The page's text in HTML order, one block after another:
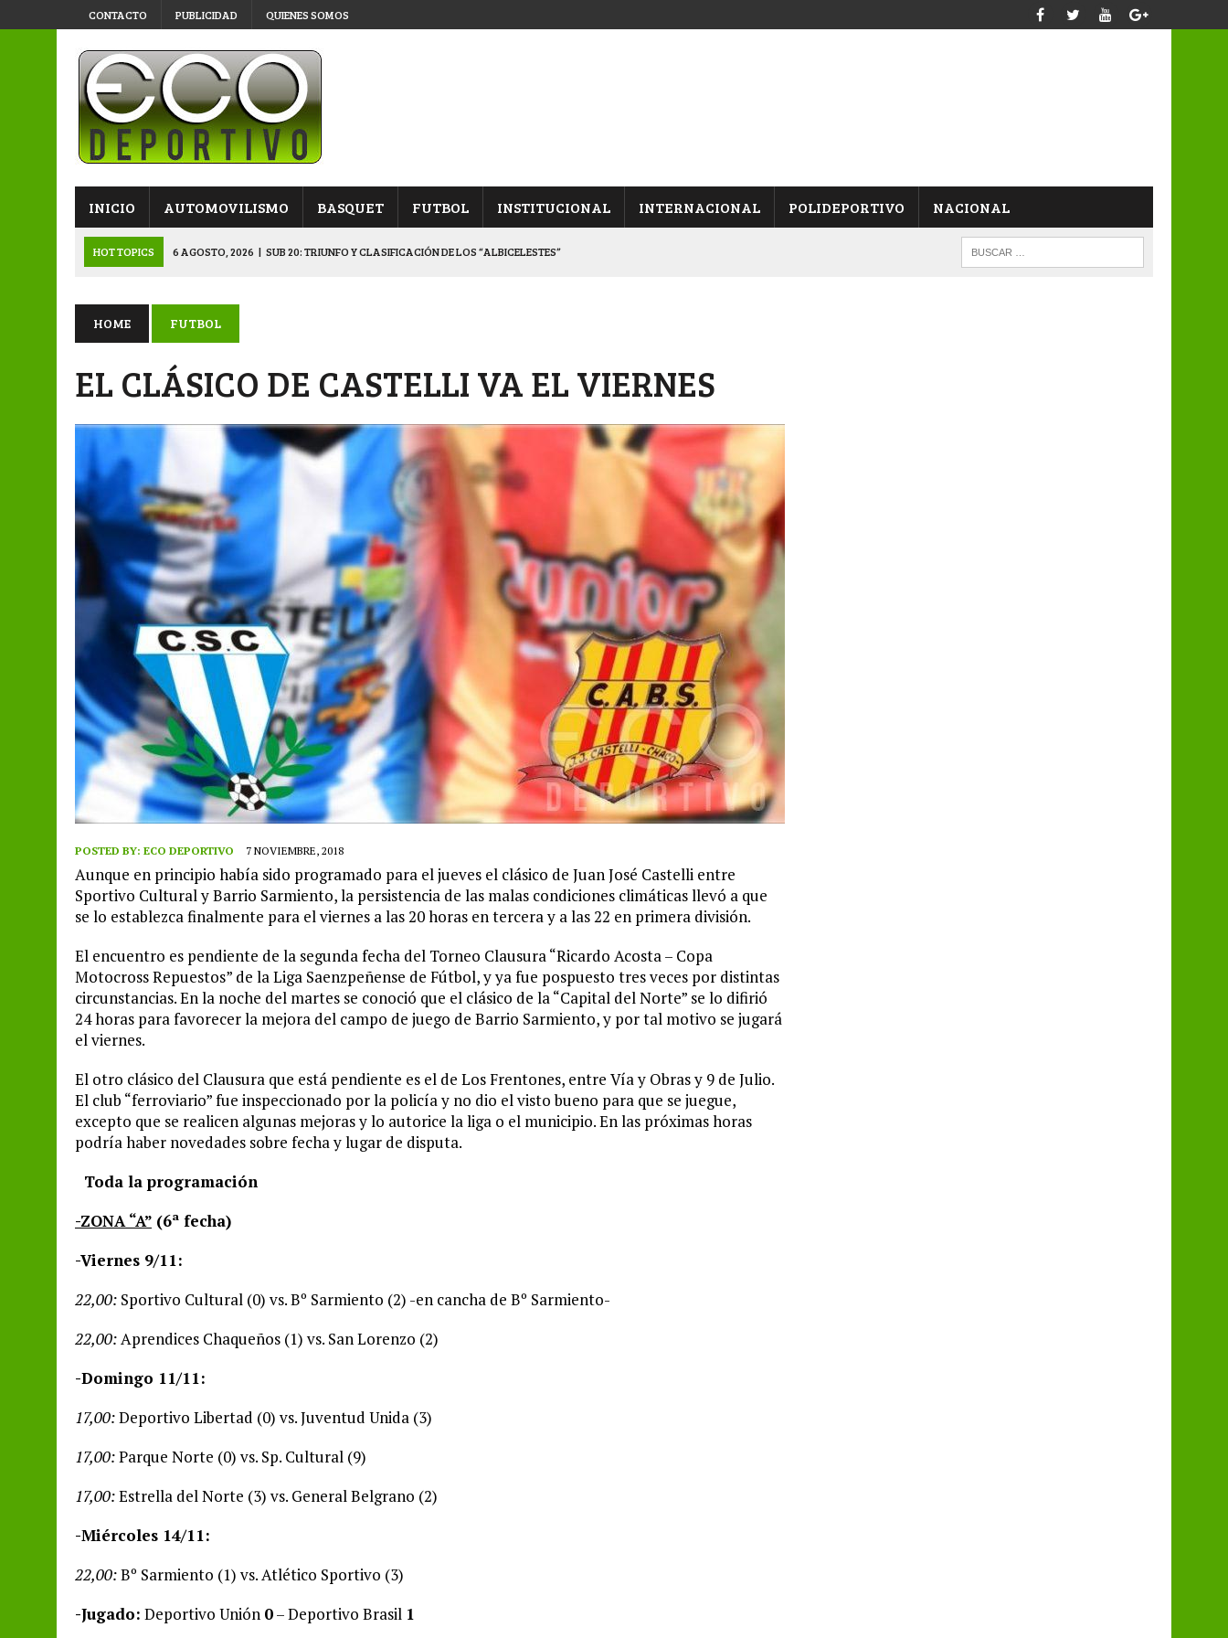
CONTACTO PUBLICIDAD QUIENES SOMOS
INICIO AUTOMOVILISMO BASQUET FUTBOL INSTITUCIONAL INTERNACIONAL POLIDEPORTIVO NACIONAL
HOT TOPICS 6 AGOSTO, 2026 | SUB 20: TRIUNFO Y CLASIFICACIÓN DE LOS “ALBICELESTES”
5 AGOSTO, 2026 | NAPENAY-BELGRANO Y SPORTIVO-MONTENEGRINA, POR EL PASE A “SEMIS”
6 AGOSTO, 2026 APERTURA: ARSENAL, EN DOBLE JORNADA CON CACU Y CANALLAS
HOME FUTBOL
EL CLÁSICO DE CASTELLI VA EL VIERNES
POSTED BY: ECO DEPORTIVO 7 NOVIEMBRE, 2018
Aunque en principio había sido programado para el jueves el clásico de Juan José Castelli entre
Sportivo Cultural y Barrio Sarmiento, la persistencia de las malas condiciones climáticas llevó a que
se lo establezca finalmente para el viernes a las 20 horas en tercera y a las 22 en primera división.
El encuentro es pendiente de la segunda fecha del Torneo Clausura “Ricardo Acosta – Copa
Motocross Repuestos” de la Liga Saenzpeñense de Fútbol, y ya fue pospuesto tres veces por distintas
circunstancias. En la noche del martes se conoció que el clásico de la “Capital del Norte” se lo difirió
24 horas para favorecer la mejora del campo de juego de Barrio Sarmiento, y por tal motivo se jugará
el viernes.
El otro clásico del Clausura que está pendiente es el de Los Frentones, entre Vía y Obras y 9 de Julio.
El club “ferroviario” fue inspeccionado por la policía y no dio el visto bueno para que se juegue,
excepto que se realicen algunas mejoras y lo autorice la liga o el municipio. En las próximas horas
podría haber novedades sobre fecha y lugar de disputa.
Toda la programación
-ZONA “A” (6ª fecha)
-Viernes 9/11:
22,00: Sportivo Cultural (0) vs. Bº Sarmiento (2) -en cancha de Bº Sarmiento-
22,00:Aprendices Chaqueños (1) vs. San Lorenzo (2)
-Domingo 11/11:
17,00:Deportivo Libertad (0) vs. Juventud Unida (3)
17,00:Parque Norte (0) vs. Sp. Cultural (9)
17,00:Estrella del Norte (3) vs. General Belgrano (2)
-Miércoles 14/11:
22,00:Bº Sarmiento (1) vs. Atlético Sportivo (3)
-Jugado: Deportivo Unión 0– Deportivo Brasil 1